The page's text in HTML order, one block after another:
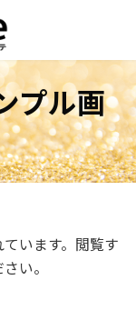
プル画
います。閲覧す
い。